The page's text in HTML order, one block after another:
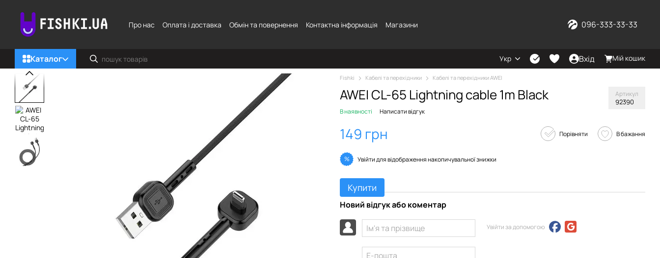
Про нас
Оплата і доставка Обмін та повернення Контактна інформація Магазини 096-333-33-33
Каталог Укр Вхід Мій кошик
Fishki Кабелі та перехідники Кабелі та перехідники AWEI
AWEI CL-65 Lightning cable 1m Black Артикул
92390
В наявності Написати відгук
149 грн Порівняти В бажання
% Увійтидля відображення накопичувальної знижки
Купити
Новий відгук або коментар
Увійти за допомогою